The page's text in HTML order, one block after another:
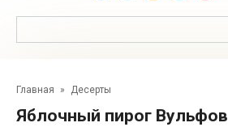
Главная » Десерты
Яблочный пирог Вульфов